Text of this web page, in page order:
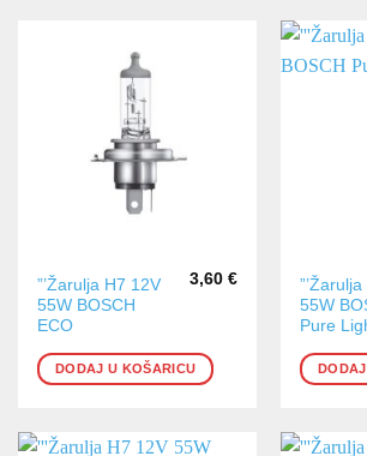
”’Žarulja H7 12V
55W BOSCH
ECO
3,60 €
DODAJ U KOŠARICU
55W
Pure